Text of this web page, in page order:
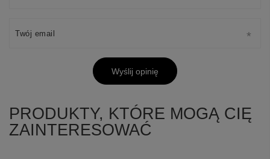
Twój email
Wyślij opinię
PRODUKTY, KTÓRE MOGĄ CIĘ
ZAINTERESOWAĆ